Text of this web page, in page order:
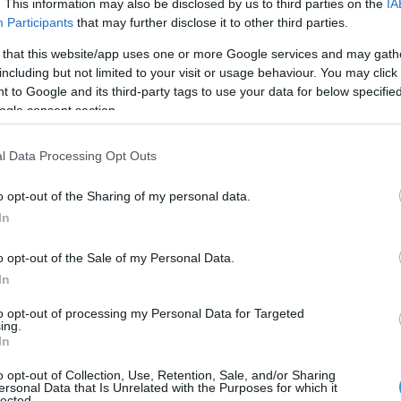
This information may also be disclosed by us to third parties on the
Participants that may further disclose it to other third parties.
that this website/app uses one or more Google services and may
but not limited to your visit or usage behaviour. You may
to Google and its third-party tags to use your data for below
consent section.
Data Processing Opt Outs
opt-out of the Sharing of my personal data.
opt-out of the Sale of my Personal Data.
opt-out of processing my Personal Data for Targeted
opt-out of Collection, Use, Retention, Sale, and/or Sharing
Data that Is Unrelated with the Purposes for which it
Δεν είναι ασυνήθιστο φαινόμενο να ξεφεύγει το
του ματιού δεν είναι ακόμα συντονισμένοι, αλλά
μαθαίνει να κινεί και τα δύο μάτια ταυτόχρονα, το
συνεχιστεί για διάστημα που ξεπερνά την πρώιμη
ιατρού, μπορεί να είναι απαραίτητη. Ο στραβισμός,
εμφανίζεται όταν το παιδί είναι κουρασμένο,
στραβισμός μπορεί να εμφανιστεί από την πρώτη
παιδική ηλικία, ακόμη και την ενηλικίωση.
Πώς γίνεται η διάγνωση του στραβισμού;
Σε πάρα πολλές περιπτώσεις, ο στραβισμός γίνεται
περίπτωση του στραβισμού, μόλις οι γονείς
«φεύγει», είναι απολύτως αναγκαίο να το
γίνει από πολύ μικρή κιόλας ηλικία. Στην